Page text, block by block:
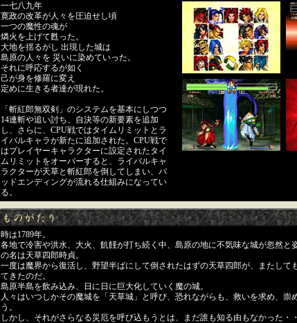
一七八九年
寛政の改革が人々を圧迫せし頃
一つの魔性の魂が
燐火を上げて甦った。
大地を揺るがし 出現した城は
島原の人々を 災いに染めていった。
それに呼応するが如く
己が身を修羅に変え
定めに生きる者達が現れた。
「斬紅郎無双剣」のシステムを基本にしつつ
14連斬や追い討ち、自決等の新要素を追加
し、さらに、CPU戦ではタイムリミットとラ
イバルキャラが新たに追加された。CPU戦で
はプレイヤーキャラクターに設定されたタイ
ムリミットをオーバーすると、ライバルキャ
ラクターが天草と斬紅郎を倒してしまい、バ
ッドエンディングが流れる仕組みになってい
る。
時は1789年。
各地で冷害や洪水、大火、飢饉が打ち続く中、島原の地に不気味な城が忽然と
の名は天草四郎時貞。
一度は魔界から復活し、野望半ばにして倒されたはずの天草四郎が、またして
てきたのだ。
島原半島を飲み込み、日に日に巨大化していく魔の城。
人々はいつしかその魔城を「天草城」と呼び、恐れながらも、救いを求め、崇
う。
しかし、それがさらなる災厄を呼び込もうとは、まだ誰も知る由もなかった・